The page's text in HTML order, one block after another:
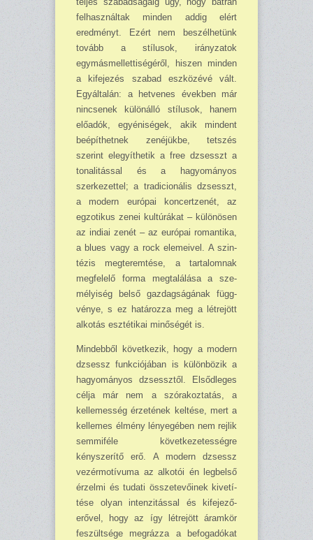
felhasználtak minden addig el­ért
eredményt. Ezért nem beszél­hetünk
tovább a stílusok, irányza­tok
egymásmellettiségéről, hiszen minden
a kifejezés szabad eszközé­vé vált.
Egyáltalán: a hetvenes években már
nincsenek különálló stílusok, hanem
előadók, egyénisé­gek, akik mindent
beépíthetnek ze­néjükbe, tetszés
szerint elegyíthetik a free dzsesszt a
tonalitással és a hagyományos
szerkezettel; a tradi­cionális dzsesszt,
a modern európai koncertzenét, az
egzotikus zenei kultúrákat – különösen
az indiai zenét – az európai romantika,
a blues vagy a rock elemeivel. A szin­
tézis megteremtése, a tartalomnak
megfelelő forma meg­találása a sze­
mélyiség belső gazdagságának függ­
vénye, s ez határozza meg a létre­jött
alkotás esztétikai minőségét is.
Mindebből következik, hogy a modern
dzsessz funkciójában is kü­lönbözik a
hagyományos dzsessztől. Elsődleges
célja már nem a szórakoztatás, a
kellemesség érzeté­nek keltése, mert a
kellemes él­mény lényegében nem rejlik
sem­miféle következetességre
kényszerí­tő erő. A modern dzsessz
vezérmo­tívuma az alkotói én legbelső
ér­zelmi és tudati összetevőinek kivetí­
tése olyan intenzitással és kifejező­
erővel, hogy az így létrejött áram­kör
feszültsége megrázza a befoga­dókat